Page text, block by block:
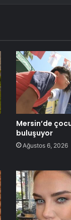
Mersin’de
buluşuyor
Ağustos 6, 2026